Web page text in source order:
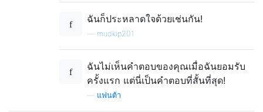
ฉันก็ประหลาดใจด้วยเช่นกัน!
mudkip201
ฉันไม่เห็นคำตอบของคุณเมื่อฉันยอมรับ
ครั้งแรก แต่นี่เป็นคำตอบที่สั้นที่สุด!
แฟนต้า